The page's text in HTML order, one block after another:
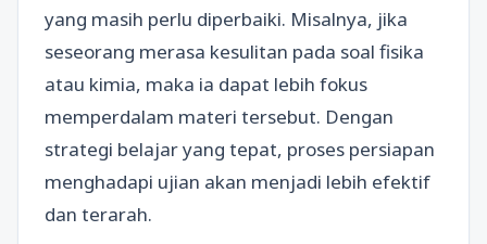
yang masih perlu diperbaiki. Misalnya, jika
seseorang merasa kesulitan pada soal fisika
atau kimia, maka ia dapat lebih fokus
memperdalam materi tersebut. Dengan
strategi belajar yang tepat, proses persiapan
menghadapi ujian akan menjadi lebih efektif
dan terarah.